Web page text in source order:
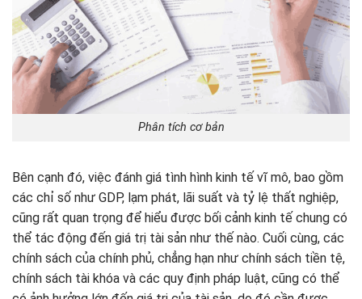
Phân tích cơ bản
Bên cạnh đó, việc đánh giá tình hình kinh tế vĩ mô, bao gồm
các chỉ số như GDP, lạm phát, lãi suất và tỷ lệ thất nghiệp,
cũng rất quan trọng để hiểu được bối cảnh kinh tế chung có
thể tác động đến giá trị tài sản như thế nào. Cuối cùng, các
chính sách của chính phủ, chẳng hạn như chính sách tiền tệ,
chính sách tài khóa và các quy định pháp luật, cũng có thể